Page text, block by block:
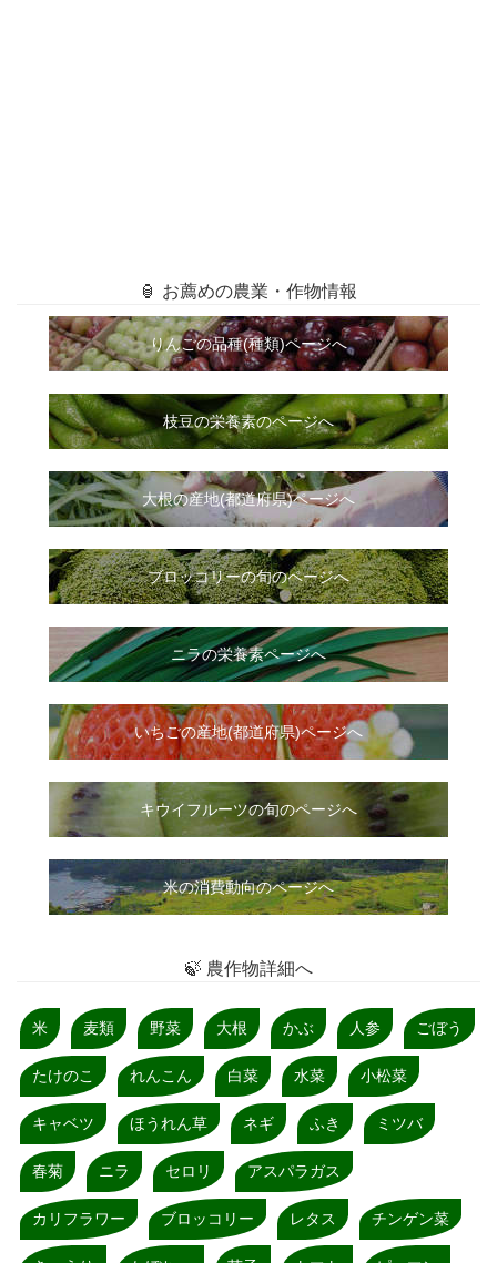
🏮 お薦めの農業・作物情報
りんごの品種(種類)ページへ
枝豆の栄養素のページへ
大根の産地(都道府県)ページへ
ブロッコリーの旬のページへ
ニラの栄養素ページへ
いちごの産地(都道府県)ページへ
キウイフルーツの旬のページへ
米の消費動向のページへ
🍃 農作物詳細へ
米 麦類 野菜 大根 かぶ 人参 ごぼう
たけのこ れんこん 白菜 水菜 小松菜
キャベツ ほうれん草 ネギ ふき ミツバ
春菊 ニラ セロリ アスパラガス
カリフラワー ブロッコリー レタス チンゲン菜